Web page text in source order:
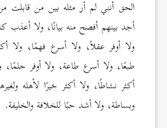
الحق أنني لم أر مثله بين من قابلت
أجد بينهم أفصح منه بيانًا، ولا أعذب
ولا أوفر عقلاً، ولا أسرع فهمًا، ولا
طبعًا، ولا أسرع طاعة، ولا أوفر
أكثر نشاطًا، ولا أكثر خيرًا لأهله
وبساطة، ولا أشد حبًا للخلافة والخليفة.